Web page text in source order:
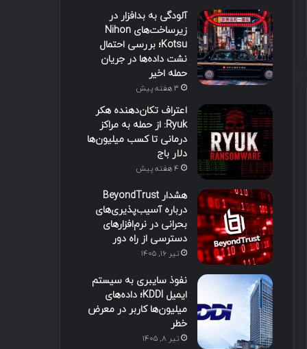
آلودگی به بدافزار در
زیرساخت‌های Nihon
Kotsu؛ بررسی احتمال
نشت داده‌ها در جریان
حمله اخیر
3 هفته پیش
اعتراف تکان‌دهنده هکر
Ryuk: از حمله به مراکز
درمانی تا کسب میلیون‌ها
دلار باج
4 هفته پیش
هشدار BeyondTrust
درباره آسیب‌پذیری‌های
بحرانی در نرم‌افزارهای
دسترسی از راه دور
تیر ۱۶, ۱۴۰۵
نفوذ سایبری به سیستم
ایمیل KDDI؛ داده‌های
میلیون‌ها کاربر در معرض
خطر
تیر ۸, ۱۴۰۵